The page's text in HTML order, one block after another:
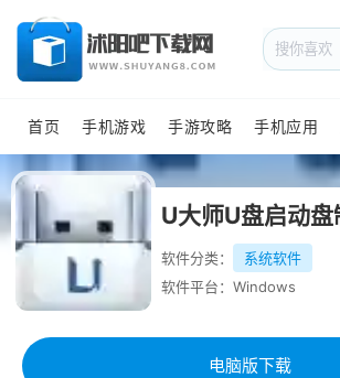
首页 手机游戏 手游攻略 手机应用
软件分类：
系统软件
软件平台：Windows
电脑版下载